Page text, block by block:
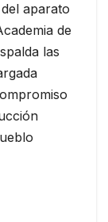
aparato
de
las